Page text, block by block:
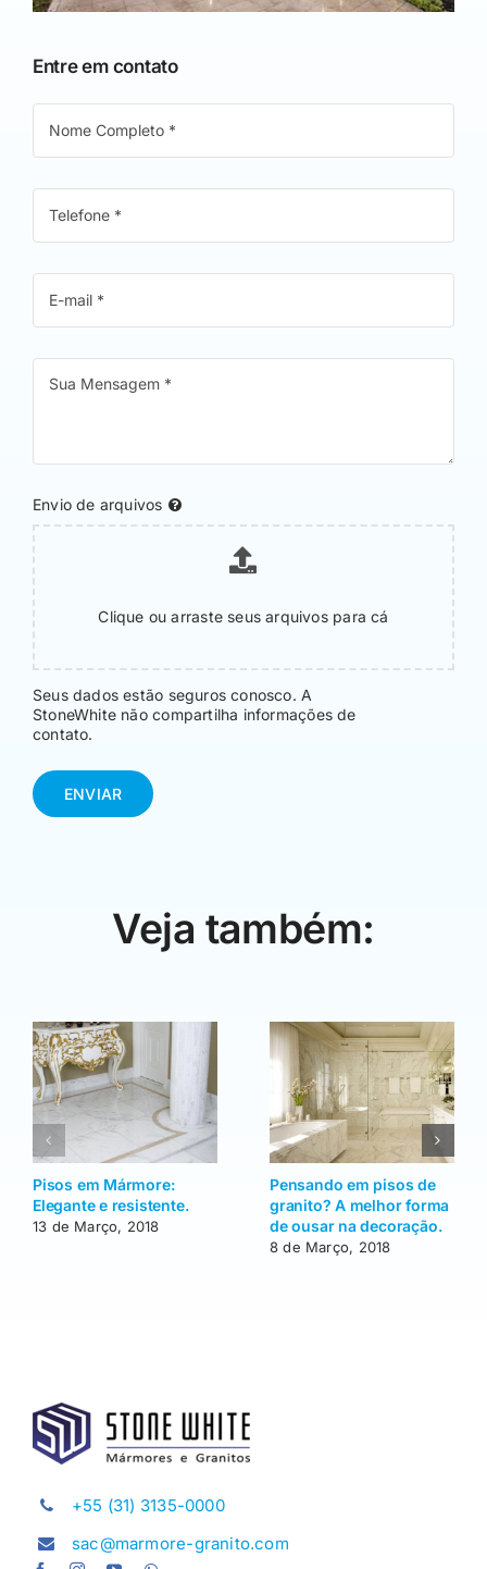
Entre em contato
Envio de arquivos
Clique ou arraste seus arquivos para cá
Seus dados estão seguros conosco. A
StoneWhite não compartilha informações de
contato.
ENVIAR
Veja também:
Pisos em Mármore:
Elegante e resistente.
13 de Março, 2018
Pensando em pisos de
granito? A melhor forma
de ousar na decoração.
8 de Março, 2018
+55 (31) 3135-0000
sac@marmore-granito.com